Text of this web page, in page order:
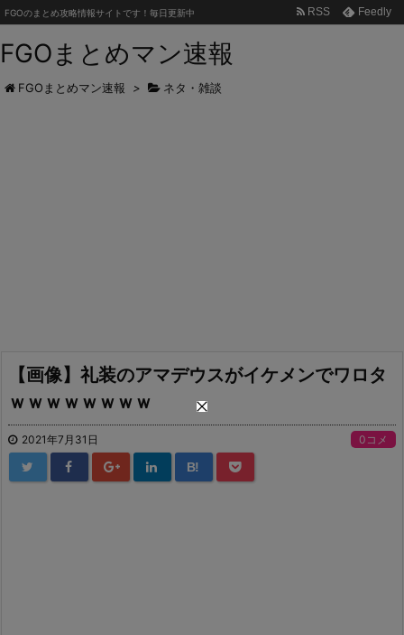
FGOまとめマン速報
FGOのまとめ攻略情報サイトです！毎日更新中 RSS Feedly
FGOまとめマン速報 > ネタ・雑談
【画像】礼装のアマデウスがイケメンでワロタ
ｗｗｗｗｗｗｗｗ
2021年7月31日 0コメ
B!